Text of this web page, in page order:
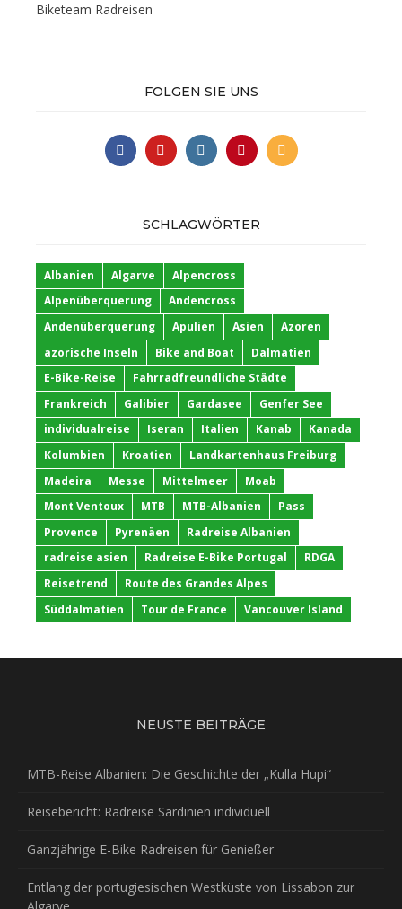
Biketeam Radreisen
FOLGEN SIE UNS
SCHLAGWÖRTER
Albanien Algarve
Alpencross
Alpenüberquerung
Andencross
Andenüberquerung
Apulien Asien
Azoren
azorische Inseln
Bike and Boat
Dalmatien
E-Bike-Reise
Fahrradfreundliche Städte
Frankreich
Galibier Gardasee
Genfer See
individualreise
Iseran Italien Kanab
Kanada
Kolumbien
Kroatien
Landkartenhaus Freiburg
Madeira
Messe Mittelmeer
Moab
Mont Ventoux
MTB MTB-Albanien
Pass
Provence
Pyrenäen
Radreise Albanien
radreise asien
Radreise E-Bike Portugal
RDGA
Reisetrend
Route des Grandes Alpes
Süddalmatien
Tour de France Vancouver Island
NEUSTE BEITRÄGE
MTB-Reise Albanien: Die Geschichte der „Kulla Hupi“
Reisebericht: Radreise Sardinien individuell
Ganzjährige E-Bike Radreisen für Genießer
Entlang der portugiesischen Westküste von Lissabon zur